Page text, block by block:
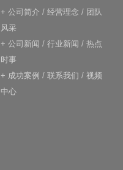
+ 公司简介 / 经营理念 / 团队
风采
+ 公司新闻 / 行业新闻 / 热点
时事
+ 成功案例 / 联系我们 / 视频
中心